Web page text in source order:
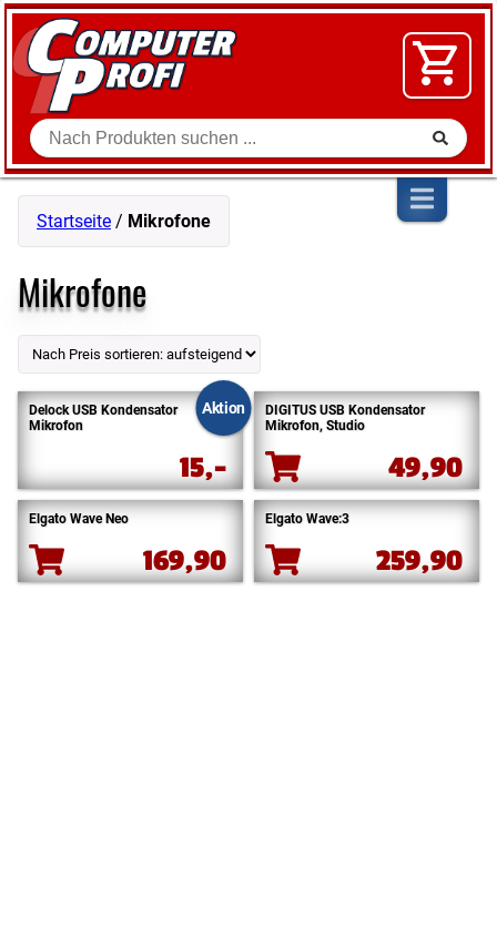
Zum Inhalt springen
Suche
SOFTWARE
VIDEO
SHOP
Startseite / Mikrofone
Mikrofone
Aktion
Delock USB Kondensator
Mikrofon
15,-
DIGITUS USB Kondensator
Mikrofon, Studio
49,90
Elgato Wave Neo
169,90
Elgato Wave:3
259,90